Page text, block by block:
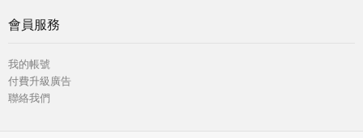
會員服務
我的帳號
付費升級廣告
聯絡我們